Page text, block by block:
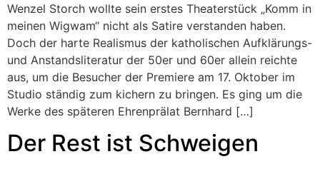
Wenzel Storch wollte sein erstes Theaterstück „Komm in
meinen Wigwam“ nicht als Satire verstanden haben.
Doch der harte Realismus der katholischen Aufklärungs-
und Anstandsliteratur der 50er und 60er allein reichte
aus, um die Besucher der Premiere am 17. Oktober im
Studio ständig zum kichern zu bringen. Es ging um die
Werke des späteren Ehrenprälat Bernhard […]
Der Rest ist Schweigen